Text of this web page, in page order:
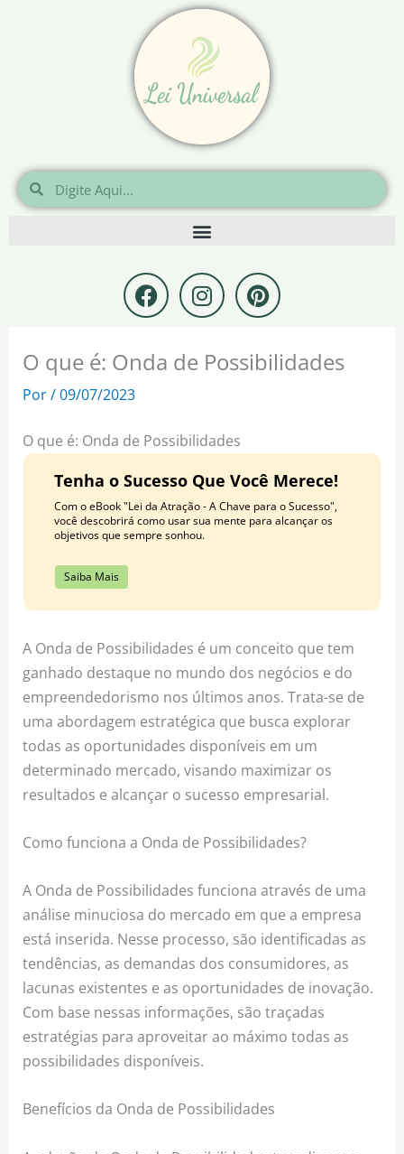
Pesquisar
Pesquisar
F
a
c
e
b
k
I
n
s
t
a
a
m
P
i
n
t
e
t
O que é: Onda de Possibilidades
Por/09/07/2023
O que é: Onda de Possibilidades
Tenha o Sucesso Que Você Merece!
Com o eBook "Lei da Atração - A Chave para o Sucesso",
você descobrirá como usar sua mente para alcançar os
objetivos que sempre sonhou.
Saiba Mais
A Onda de Possibilidades é um conceito que tem
ganhado destaque no mundo dos negócios e do
empreendedorismo nos últimos anos. Trata-se de
uma abordagem estratégica que busca explorar
todas as oportunidades disponíveis em um
determinado mercado, visando maximizar os
resultados e alcançar o sucesso empresarial.
Como funciona a Onda de Possibilidades?
A Onda de Possibilidades funciona através de uma
análise minuciosa do mercado em que a empresa
está inserida. Nesse processo, são identificadas as
tendências, as demandas dos consumidores, as
lacunas existentes e as oportunidades de inovação.
Com base nessas informações, são traçadas
estratégias para aproveitar ao máximo todas as
possibilidades disponíveis.
Benefícios da Onda de Possibilidades